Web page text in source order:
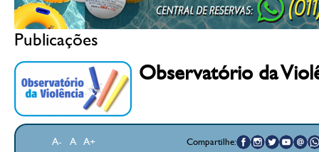
Publicações
Observatório da
A- A A+ Compartilhe: